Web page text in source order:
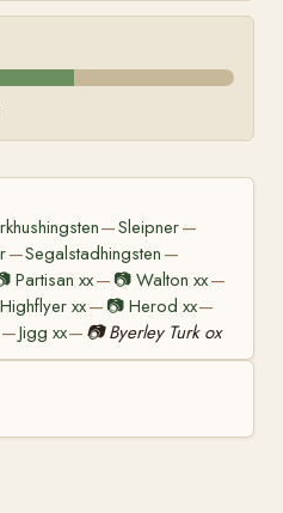
—Sleipner—
—Segalstadhingsten —
Partisan xx— 📷Walton xx—
Highflyer xx— 📷 Herod xx—
—Jigg xx— 📷 Byerley Turk ox